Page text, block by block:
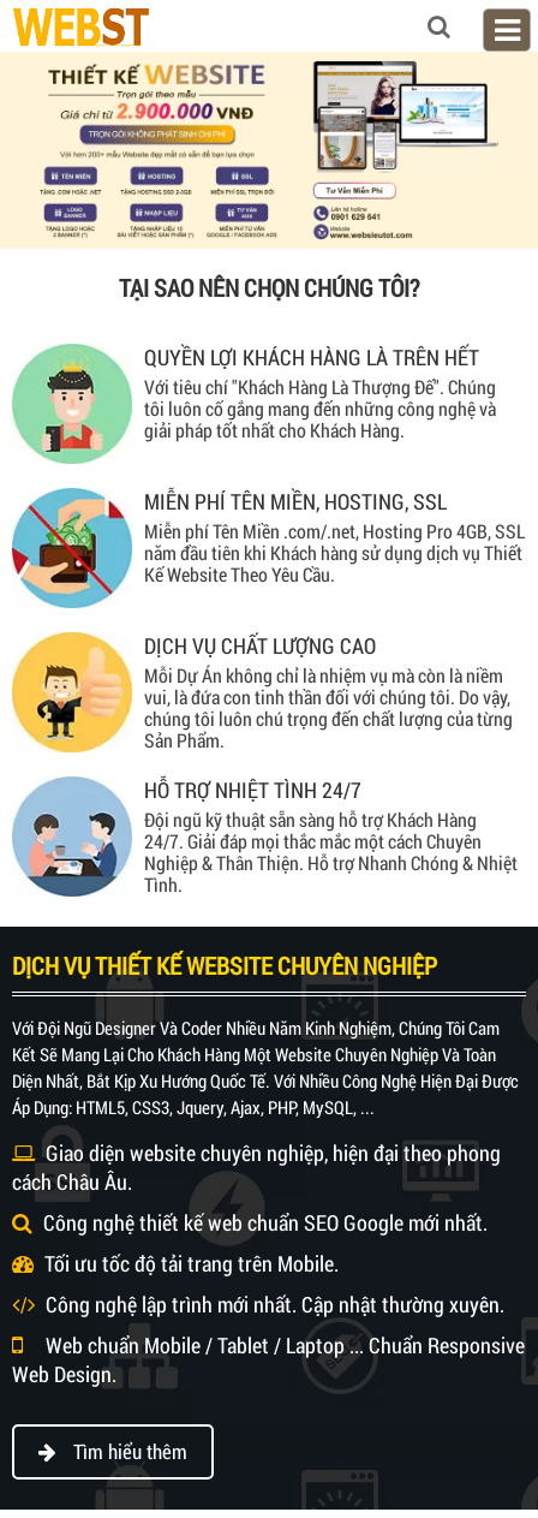
TẠI SAO NÊN CHỌN CHÚNG TÔI?
QUYỀN LỢI KHÁCH HÀNG LÀ TRÊN HẾT
Với tiêu chí "Khách Hàng Là Thượng Đế". Chúng
tôi luôn cố gắng mang đến những công nghệ và
giải pháp tốt nhất cho Khách Hàng.
MIỄN PHÍ TÊN MIỀN, HOSTING, SSL
Miễn phí Tên Miền .com/.net, Hosting Pro 4GB, SSL
năm đầu tiên khi Khách hàng sử dụng dịch vụ Thiết
Kế Website Theo Yêu Cầu.
DỊCH VỤ CHẤT LƯỢNG CAO
Mỗi Dự Án không chỉ là nhiệm vụ mà còn là niềm
vui, là đứa con tinh thần đối với chúng tôi. Do vậy,
chúng tôi luôn chú trọng đến chất lượng của từng
Sản Phẩm.
HỖ TRỢ NHIỆT TÌNH 24/7
Đội ngũ kỹ thuật sẵn sàng hỗ trợ Khách Hàng
24/7. Giải đáp mọi thắc mắc một cách Chuyên
Nghiệp & Thân Thiện. Hỗ trợ Nhanh Chóng & Nhiệt
Tình.
DỊCH VỤ THIẾT KẾ WEBSITE CHUYÊN NGHIỆP
Với Đội Ngũ Designer Và Coder Nhiều Năm Kinh Nghiệm, Chúng Tôi Cam
Kết Sẽ Mang Lại Cho Khách Hàng Một Website Chuyên Nghiệp Và Toàn
Diện Nhất, Bắt Kịp Xu Hướng Quốc Tế. Với Nhiều Công Nghệ Hiện Đại Được
Áp Dụng: HTML5, CSS3, Jquery, Ajax, PHP, MySQL, ...
Giao diện website chuyên nghiệp, hiện đại theo phong
cách Châu Âu.
Công nghệ thiết kế web chuẩn SEO Google mới nhất.
Tối ưu tốc độ tải trang trên Mobile.
Công nghệ lập trình mới nhất. Cập nhật thường xuyên.
Web chuẩn Mobile / Tablet / Laptop ... Chuẩn Responsive
Web Design.
Tìm hiểu thêm